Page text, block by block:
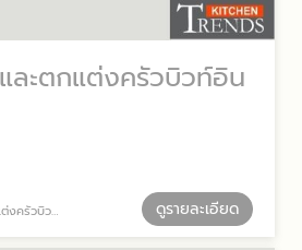
ละตกแต่งครัวบิวท์อิน
รัวบิวท์อิน ดูรายละเอียด